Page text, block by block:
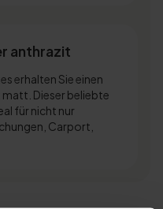
anthrazit
erhalten Sie einen
Dieser beliebte
für nicht nur
Carport,